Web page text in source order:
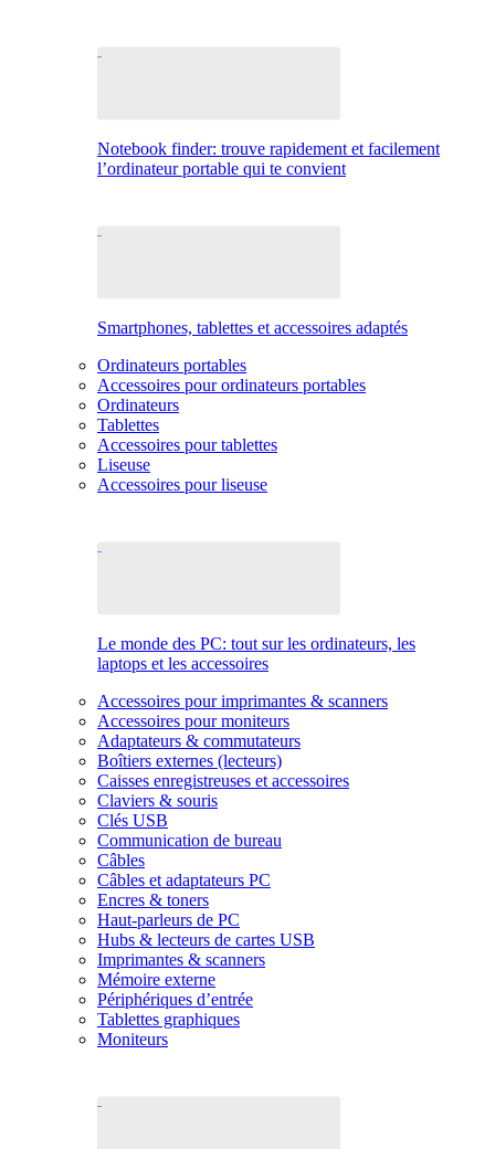
Notebook finder: trouve rapidement et facilement
l’ordinateur portable qui te convient
Smartphones, tablettes et accessoires adaptés
Ordinateurs portables
Accessoires pour ordinateurs portables
Ordinateurs
Tablettes
Accessoires pour tablettes
Liseuse
Accessoires pour liseuse
Le monde des PC: tout sur les ordinateurs, les
laptops et les accessoires
Accessoires pour imprimantes & scanners
Accessoires pour moniteurs
Adaptateurs & commutateurs
Boîtiers externes (lecteurs)
Caisses enregistreuses et accessoires
Claviers & souris
Clés USB
Communication de bureau
Câbles
Câbles et adaptateurs PC
Encres & toners
Haut-parleurs de PC
Hubs & lecteurs de cartes USB
Imprimantes & scanners
Mémoire externe
Périphériques d’entrée
Tablettes graphiques
Moniteurs